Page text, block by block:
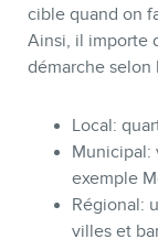
cible quand on
Ainsi, il importe
démarche selon
Local:
Municipal:
exemple
Régional:
villes et